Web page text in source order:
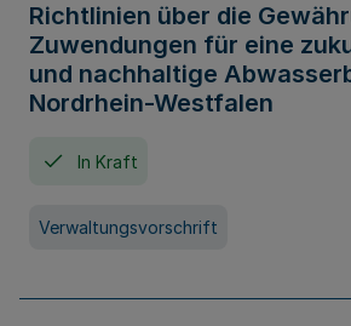
Richtlinien über die
Zuwendungen für eine
und nachhaltige
Nordrhein-Westfalen
In Kraft
Verwaltungsvorschrift